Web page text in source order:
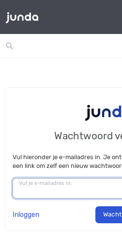
search
Wachtwoord
Vul hieronder je e-mailadres in. Je
een link om zelf een nieuw
Vul je e-mailadres in:
Inloggen